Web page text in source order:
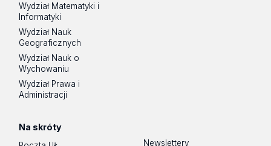
Wydział Matematyki i
Informatyki
Wydział Nauk
Geograficznych
Wydział Nauk o
Wychowaniu
Wydział Prawa i
Administracji
Na skróty
Newslettery